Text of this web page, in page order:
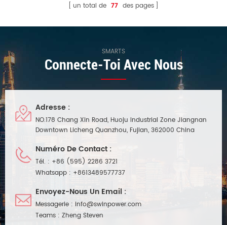
un total de 77 des pages
SMARTS
Connecte-Toi Avec Nous
Adresse :
NO.178 Chang Xin Road, Huoju Industrial Zone Jiangnan
Downtown Licheng Quanzhou, Fujian, 362000 China
Numéro De Contact :
Tél. : +86 (595) 2286 3721
Whatsapp : +8613489577737
Envoyez-Nous Un Email :
Messagerie : info@swinpower.com
Teams : Zheng Steven